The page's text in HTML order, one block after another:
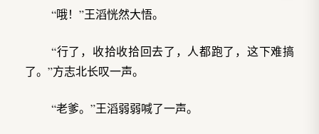
“哦！”王滔恍然大悟。
“行了，收拾收拾回去了，人都跑了，这下难搞
了。”方志北长叹一声。
“老爹。”王滔弱弱喊了一声。